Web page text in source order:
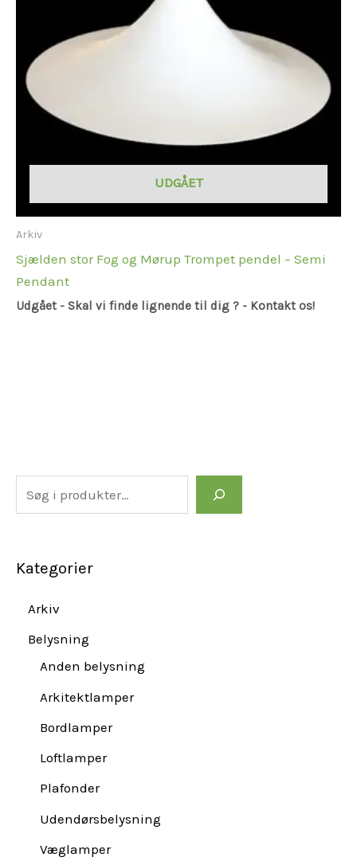
Kategorier
Arkiv
Belysning
Anden belysning
Arkitektlamper
Bordlamper
Loftlamper
Plafonder
Udendørsbelysning
Væglamper
UDGÅET
Arkiv
Sjælden stor Fog og Mørup Trompet pendel – Semi
Pendant
Udgået - Skal vi finde lignende til dig ? - Kontakt os!